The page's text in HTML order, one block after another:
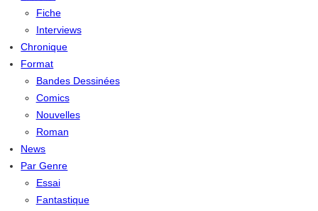
Fiche
Interviews
Chronique
Format
Bandes Dessinées
Comics
Nouvelles
Roman
News
Par Genre
Essai
Fantastique